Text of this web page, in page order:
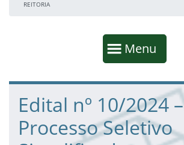
REITORIA
Mostrar
Menu
Fim da navegação
Início do conteúdo
Edital nº 10/2024 –
Processo Seletivo